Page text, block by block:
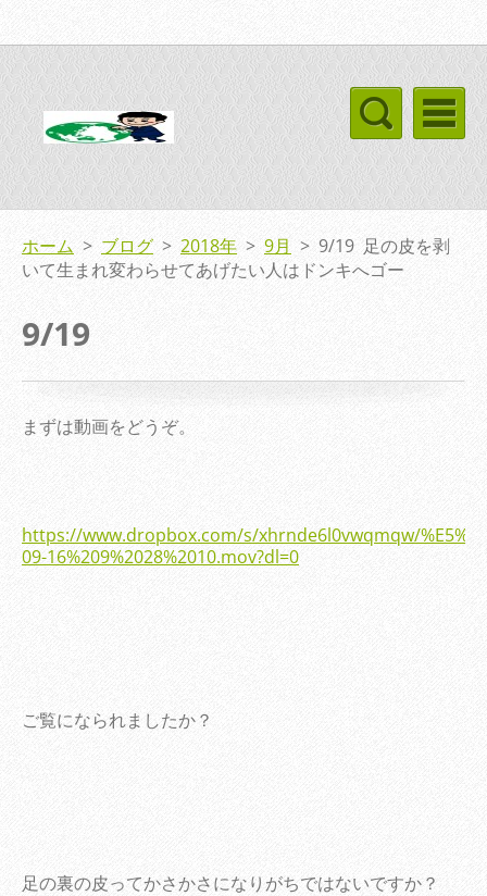
ホーム > ブログ > 2018年 > 9月 > 9/19 足の皮を剥
いて生まれ変わらせてあげたい人はドンキへゴー
9/19
まずは動画をどうぞ。
https://www.dropbox.com/s/xhrnde6l0vwqmqw/
09-16%209%2028%2010.mov?dl=0
ご覧になられましたか？
足の裏の皮ってかさかさになりがちではないですか？